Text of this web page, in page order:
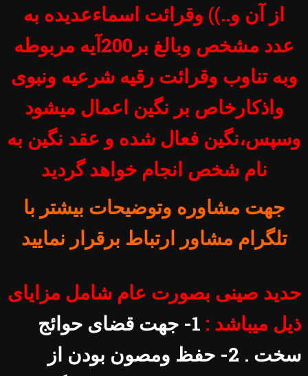
از آن و..)) وقرائت اسماءعدیده به
عدد مشخص وبالغ بر200آیه مربوطه
وبه تناوب وقرائت رقیه شرعیه ونبوی
واذکارخاص بر نگین اعمال میشود
وسپس،نگین فعال شده و عقد نگین به
نام شخص انجام خواهد گردید
جهت مشاوره وتوضیحات بیشتر با
تلگرام مشاور ارتباط برقرار نمایید
حدید صینی بصورت عام شامل مزایای
ذیل میباشد :
1- جهت قضای حوائج
سخت . 2- حفظ ومصون بودن از